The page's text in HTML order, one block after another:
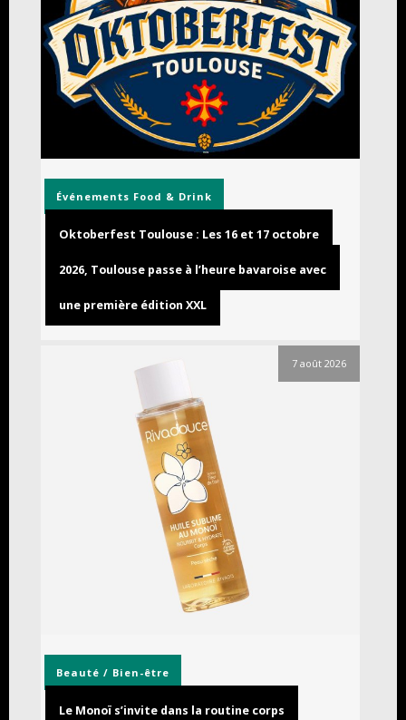
Événements Food & Drink
Oktoberfest Toulouse : Les 16 et 17 octobre
2026, Toulouse passe à l’heure bavaroise avec
une première édition XXL
7 août 2026
Beauté / Bien-être
Le Monoï s’invite dans la routine corps